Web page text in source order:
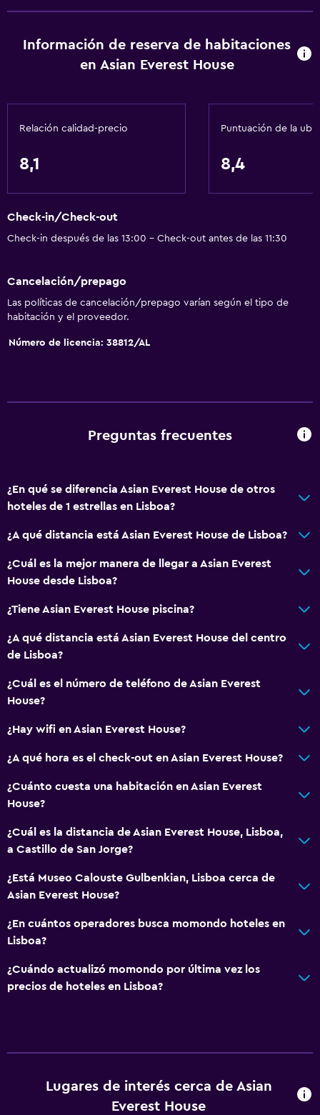
Adaptador
Tetera eléctrica
Cocina compartida
Tetera/cafetera
Nevera
Comedor
General
Pantuflas
Vista a punto de interés
Vista a la ciudad
Cortina
Espacio de almacenamiento
Cajero automático/banco
Caja fuerte
Acceso con llave
Check-in/check-out privado
Recepción 24 horas
Habitaciones para no fumadores disponibles
Inodoro con barras de apoyo
Áreas designadas para fumadores
Información de reserva de habitaciones
en Asian Everest House
Relación calidad-precio
8,1
Puntuación de la
8,4
Check-in/Check-out
Check-in después de las 13:00 - Check-out antes de las 11:30
Cancelación/prepago
Las políticas de cancelación/prepago varían según el tipo de
habitación y el proveedor.
Número de licencia: 38812/AL
Preguntas frecuentes
¿En qué se diferencia Asian Everest House de otros
hoteles de 1 estrellas en Lisboa?
¿A qué distancia está Asian Everest House de Lisboa?
¿Cuál es la mejor manera de llegar a Asian Everest
House desde Lisboa?
¿Tiene Asian Everest House piscina?
¿A qué distancia está Asian Everest House del centro
de Lisboa?
¿Cuál es el número de teléfono de Asian Everest
House?
¿Hay wifi en Asian Everest House?
¿A qué hora es el check-out en Asian Everest House?
¿Cuánto cuesta una habitación en Asian Everest
House?
¿Cuál es la distancia de Asian Everest House, Lisboa,
a Castillo de San Jorge?
¿Está Museo Calouste Gulbenkian, Lisboa cerca de
Asian Everest House?
¿En cuántos operadores busca momondo hoteles en
Lisboa?
¿Cuándo actualizó momondo por última vez los
precios de hoteles en Lisboa?
Lugares de interés cerca de Asian
Everest House